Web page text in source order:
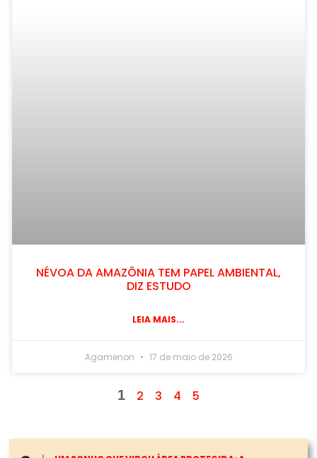
NÉVOA DA AMAZÔNIA TEM PAPEL AMBIENTAL,
DIZ ESTUDO
LEIA MAIS...
Agamenon 17 de maio de 2026
1 2 3 4 5